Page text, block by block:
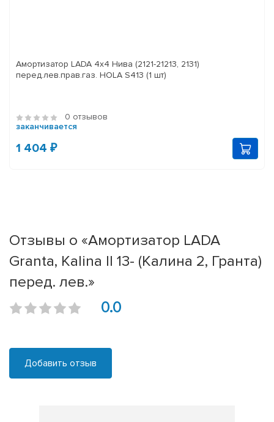
Амортизатор LADA 4x4 Нива (2121-21213, 2131)
перед.лев.прав.газ. HOLA S413 (1 шт)
0 отзывов
заканчивается
1 404 ₽
Отзывы о «Амортизатор LADA
Granta, Kalina II 13- (Калина 2, Гранта)
перед. лев.»
0.0
Добавить отзыв